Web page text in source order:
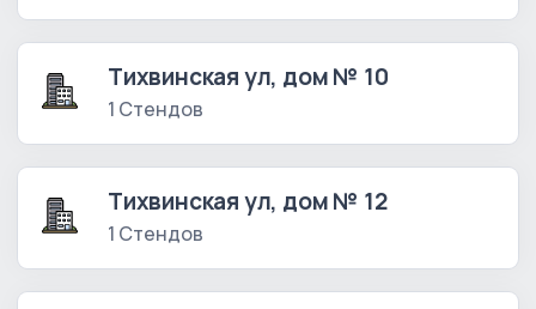
Тихвинская ул, дом № 10
1 Стендов
Тихвинская ул, дом № 12
1 Стендов